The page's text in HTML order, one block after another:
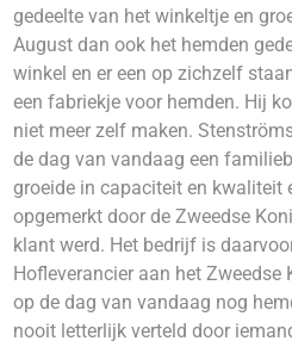
gedeelte van het winkeltje en
August dan ook het hemden
winkel en er een op zichzelf
een fabriekje voor hemden. Hij
niet meer zelf maken.
de dag van vandaag een
groeide in capaciteit en kwaliteit
opgemerkt door de Zweedse
klant werd. Het bedrijf is
Hofleverancier aan het
op de dag van vandaag nog
nooit letterlijk verteld door